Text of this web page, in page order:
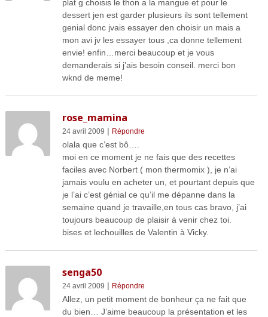
plat g choisis le thon a la mangue et pour le
dessert jen est garder plusieurs ils sont tellement
genial donc jvais essayer den choisir un mais a
mon avi jv les essayer tous ,ca donne tellement
envie! enfin…merci beaucoup et je vous
demanderais si j’ais besoin conseil. merci bon
wknd de meme!
rose_mamina
24 avril 2009 | Répondre
olala que c’est bô….
moi en ce moment je ne fais que des recettes
faciles avec Norbert ( mon thermomix ), je n’ai
jamais voulu en acheter un, et pourtant depuis que
je l’ai c’est génial ce qu’il me dépanne dans la
semaine quand je travaille,en tous cas bravo, j’ai
toujours beaucoup de plaisir à venir chez toi.
bises et lechouilles de Valentin à Vicky.
senga50
24 avril 2009 | Répondre
Allez, un petit moment de bonheur ça ne fait que
du bien… J’aime beaucoup la présentation et les